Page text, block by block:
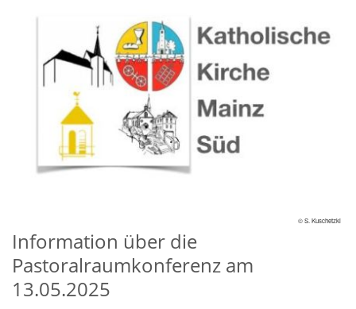
© S. Kuschetzki
Information über die
Pastoralraumkonferenz am
13.05.2025